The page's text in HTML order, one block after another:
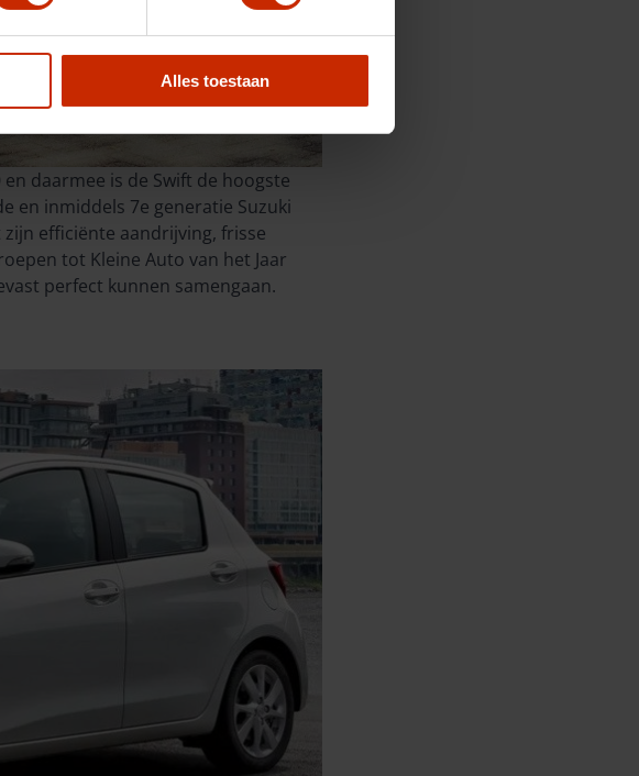
Alles toestaan
daarmee is de Swift de hoogste
en inmiddels 7e generatie Suzuki
efficiënte aandrijving, frisse
tot Kleine Auto van het Jaar
perfect kunnen samengaan.